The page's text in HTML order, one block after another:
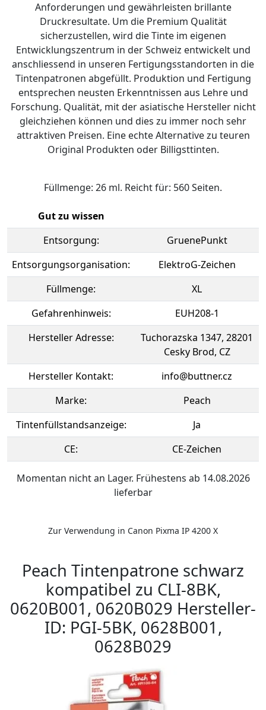
Anforderungen und gewährleisten brillante
Druckresultate. Um die Premium Qualität
sicherzustellen, wird die Tinte im eigenen
Entwicklungszentrum in der Schweiz entwickelt und
anschliessend in unseren Fertigungsstandorten in die
Tintenpatronen abgefüllt. Produktion und Fertigung
entsprechen neusten Erkenntnissen aus Lehre und
Forschung. Qualität, mit der asiatische Hersteller nicht
gleichziehen können und dies zu immer noch sehr
attraktiven Preisen. Eine echte Alternative zu teuren
Original Produkten oder Billigsttinten.
Füllmenge: 26 ml. Reicht für: 560 Seiten.
Gut zu wissen
Entsorgung:
GruenePunkt
Entsorgungsorganisation:
ElektroG-Zeichen
Füllmenge:
XL
Gefahrenhinweis:
EUH208-1
Hersteller Adresse:
Tuchorazska 1347, 28201
Cesky Brod, CZ
Hersteller Kontakt:
info@buttner.cz
Marke:
Peach
Tintenfüllstandsanzeige:
Ja
CE:
CE-Zeichen
Momentan nicht an Lager. Frühestens ab 14.08.2026
lieferbar
Zur Verwendung in Canon Pixma IP 4200 X
Peach Tintenpatrone schwarz
kompatibel zu CLI-8BK,
0620B001, 0620B029 Hersteller-
ID: PGI-5BK, 0628B001,
0628B029